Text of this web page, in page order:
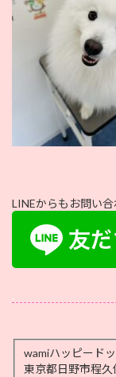
LINEからもお問い合
.
wamiハッピード
東京都日野市程